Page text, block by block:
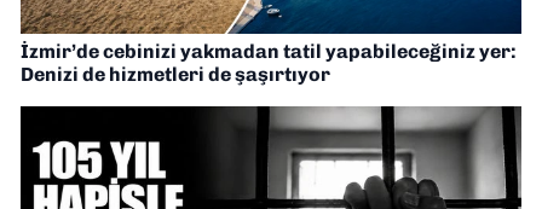
İzmir’de cebinizi yakmadan tatil yapabileceğiniz yer:
Denizi de hizmetleri de şaşırtıyor